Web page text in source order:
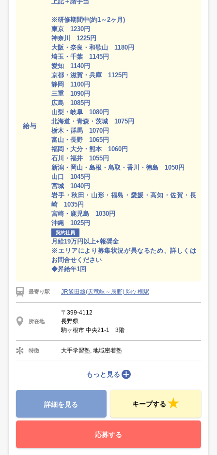
給与
※研修期間中(約1～2ヶ月)
東京 1230円
神奈川 1225円
大阪・奈良・和歌山 1180円
埼玉・千葉 1145円
愛知 1140円
京都・滋賀・兵庫 1125円
静岡 1100円
三重 1090円
広島 1085円
山梨・岐阜 1080円
北海道・青森・茨城 1075円
栃木・群馬 1070円
富山・長野 1065円
福岡・大分・熊本 1060円
石川・福井 1055円
新潟・岡山・島根・鳥取・香川・徳島 1050円
山口 1045円
宮城 1040円
岩手・秋田・山形・福島・愛媛・高知・佐賀・長
崎 1035円
宮崎・鹿児島 1030円
沖縄 1025円
契約社員
月給19万円以上+報奨金
※エリアにより募集状況が異なるため、詳しくは
お問合せください
◆昇給年1回
最寄り駅 JR飯田線(天竜峡～辰野) 駒ケ根駅
所在地
〒399-4112
長野県
駒ヶ根市 中央21-1 3階
特徴 大手学習塾, 地域密着塾
もっと見る
詳細を見る キープする
応募する